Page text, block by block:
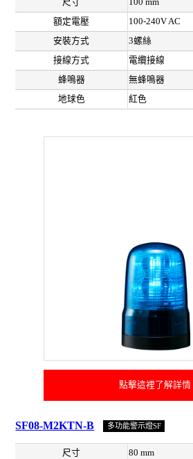
尺寸
100 mm
額定電壓
100-240V AC
安裝方式
3螺絲
接線方式
電纜接線
蜂鳴器
無蜂鳴器
地球色
紅色
點擊這裡了解詳情
SF08-M2KTN-B 多功能警示燈SF
尺寸
80 mm